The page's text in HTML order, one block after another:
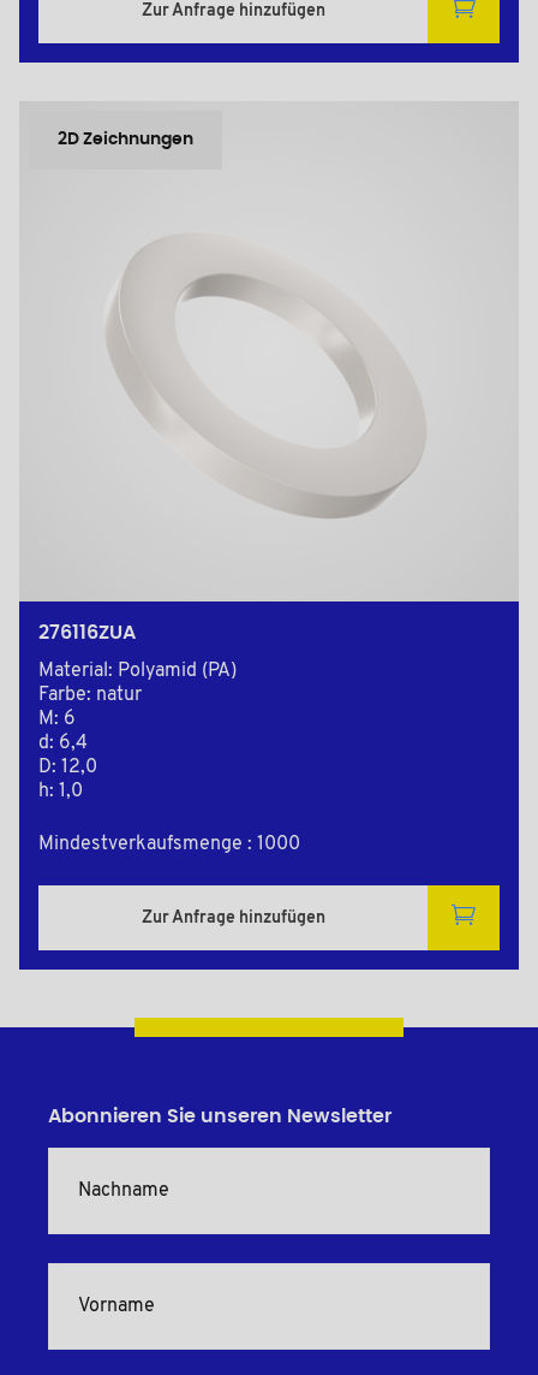
Zur Anfrage hinzufügen
2D Zeichnungen
276116ZUA
Material: Polyamid (PA)
Farbe: natur
M: 6
d: 6,4
D: 12,0
h: 1,0
Mindestverkaufsmenge : 1000
Zur Anfrage hinzufügen
Abonnieren Sie unseren Newsletter